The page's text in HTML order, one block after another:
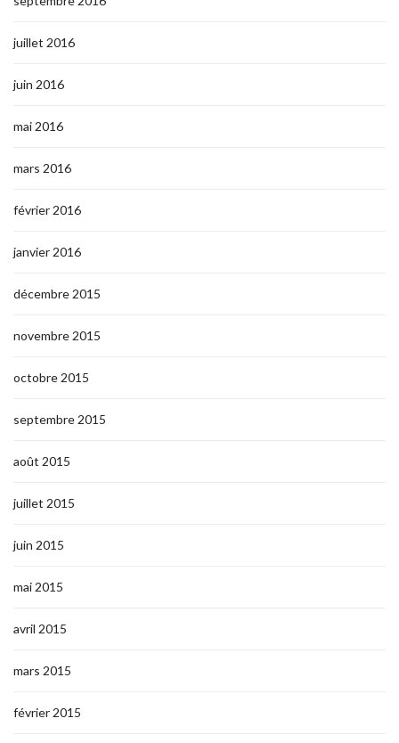
juillet 2016
juin 2016
mai 2016
mars 2016
février 2016
janvier 2016
décembre 2015
novembre 2015
octobre 2015
septembre 2015
août 2015
juillet 2015
juin 2015
mai 2015
avril 2015
mars 2015
février 2015